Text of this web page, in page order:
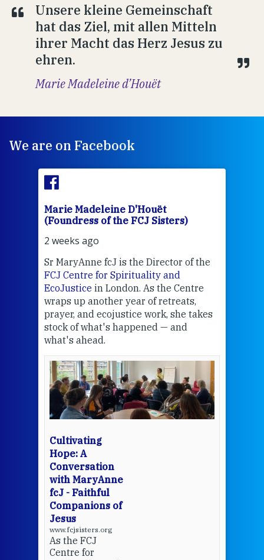
Unsere kleine Gemeinschaft
hat das Ziel, mit allen Mitteln
ihrer Macht das Herz Jesus zu
ehren.
Marie Madeleine d’Houët
We are on Facebook
Marie Madeleine D'Houët
(Foundress of the FCJ Sisters)
2 weeks ago
Sr MaryAnne fcJ is the Director of the
FCJ Centre for Spirituality and
EcoJustice in London. As the Centre
wraps up another year of retreats,
prayer, and ecojustice work, she takes
stock of what's happened — and
what's ahead.
Cultivating
Hope: A
Conversation
with MaryAnne
fcJ - Faithful
Companions of
Jesus
www.fcjsisters.org
As the FCJ
Centre for